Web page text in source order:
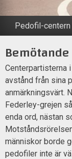
Pedofil-centern
Bemötande
Centerpartisterna
avstånd från sina
anmärkningsvärt.
Federley-grejen
enda ord, nästan
människor borde
pedofiler inte är